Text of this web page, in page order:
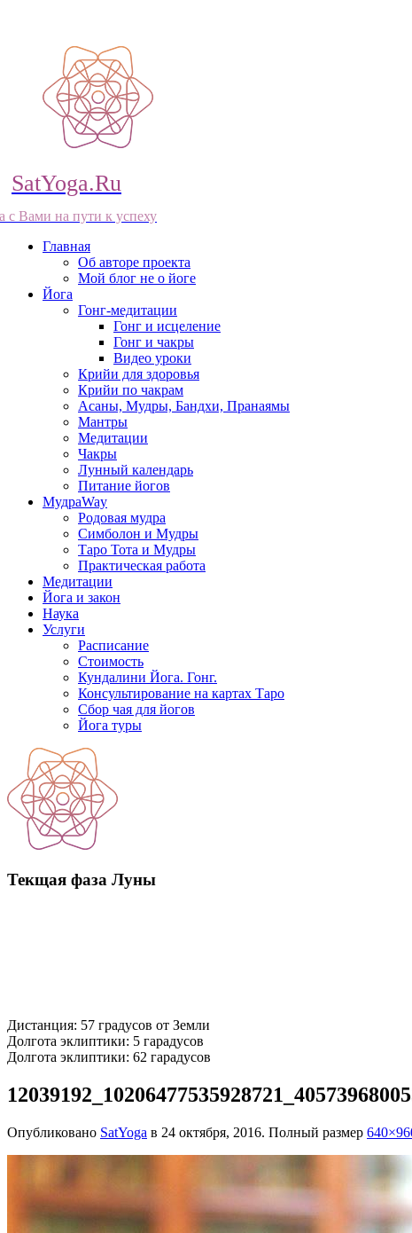
SatYoga.Ru
с Вами на пути к успеху
Главная
Об авторе проекта
Мой блог не о йоге
Йога
Гонг-медитации
Гонг и исцеление
Гонг и чакры
Видео уроки
Крийи для здоровья
Крийи по чакрам
Асаны, Мудры, Бандхи, Пранаямы
Мантры
Медитации
Чакры
Лунный календарь
Питание йогов
МудраWay
Родовая мудра
Симболон и Мудры
Таро Тота и Мудры
Практическая работа
Медитации
Йога и закон
Наука
Услуги
Расписание
Стоимость
Кундалини Йога. Гонг.
Консультирование на картах Таро
Сбор чая для йогов
Йога туры
Текщая фаза Луны
Дистанция: 57 градусов от Земли
Долгота эклиптики: 5 гарадусов
Долгота эклиптики: 62 гарадусов
Опубликовано SatYoga в 24 октября, 2016. Полный размер